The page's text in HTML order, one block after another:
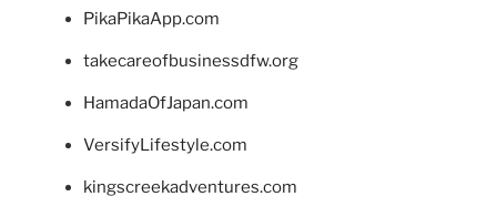
PikaPikaApp.com
takecareofbusinessdfw.org
HamadaOfJapan.com
VersifyLifestyle.com
kingscreekadventures.com